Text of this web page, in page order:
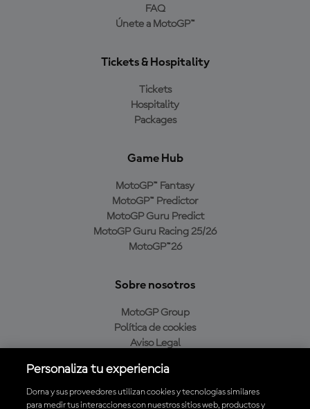
FAQ
Únete a MotoGP™
Tickets & Hospitality
Tickets
Hospitality
Packages
Game Hub
MotoGP™ Fantasy
MotoGP™ Predictor
MotoGP Guru Predict
MotoGP Guru Racing 25/26
MotoGP™26
Sobre nosotros
MotoGP Group
Política de cookies
Aviso Legal
Política de compra
Personaliza tu experiencia
Dorna y sus proveedores utilizan cookies y tecnologías similares
para medir tus interacciones con nuestros sitios web, productos y